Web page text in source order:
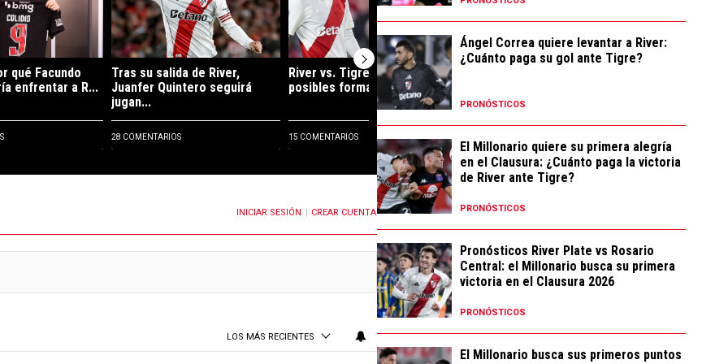
qué Facundo
enfrentar a R...
Tras su salida de River,
Juanfer Quintero seguirá
jugan...
28 COMENTARIOS
River vs. Tigre: hora, TV y
posibles formaciones para e...
15 COMENTARIOS
CUANDO SE PUBLIQUEN NUEVOS COMENTARIOSINICIAR SESIÓN CREAR CUENTA
LOS MÁS RECIENTES
Ángel Correa quiere levantar a River:
¿Cuánto paga su gol ante Tigre?
PRONÓSTICOS
El Millonario quiere su primera alegría
en el Clausura: ¿Cuánto paga la victoria
de River ante Tigre?
PRONÓSTICOS
Pronósticos River Plate vs Rosario
Central: el Millonario busca su primera
victoria en el Clausura 2026
PRONÓSTICOS
El Millonario busca sus primeros puntos